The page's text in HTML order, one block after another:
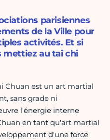
parisiennes
de la Ville pour
activités. Et si
mettiez au tai chi
Chuan est un art martial
sans grade ni
l'énergie interne
en tant qu'art martial
d'une force